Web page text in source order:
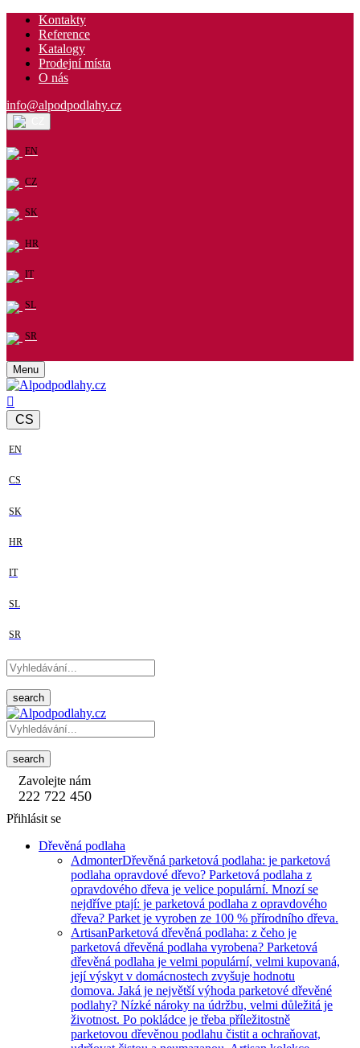
Kontakty
Reference
Katalogy
Prodejní místa
O nás
info@alpodpodlahy.cz
EN
CZ
SK
HR
IT
SL
SR
Menu
CS
EN
CS
SK
HR
IT
SL
SR
search
search
Zavolejte nám
222 722 450
Přihlásit se
Dřevěná podlaha
AdmonterDřevěná parketová podlaha: je parketová
podlaha opravdové dřevo? Parketová podlaha z
opravdového dřeva je velice populární. Mnozí se
nejdříve ptají: je parketová podlaha z opravdového
dřeva? Parket je vyroben ze 100 % přírodního dřeva.
ArtisanParketová dřevěná podlaha: z čeho je
parketová dřevěná podlaha vyrobena? Parketová
dřevěná podlaha je velmi populární, velmi kupovaná,
její výskyt v domácnostech zvyšuje hodnotu
domova. Jaká je největší výhoda parketové dřevěné
podlahy? Nízké nároky na údržbu, velmi důležitá je
životnost. Po pokládce je třeba příležitostně
parketovou dřevěnou podlahu čistit a ochraňovat,